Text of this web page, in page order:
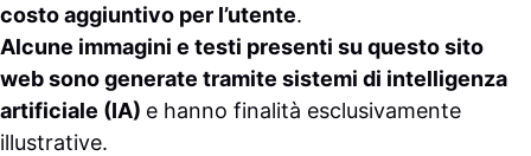
costo aggiuntivo per l’utente.
Alcune immagini e testi presenti su questo sito
web sono generate tramite sistemi di intelligenza
artificiale (IA) e hanno finalità esclusivamente
illustrative.